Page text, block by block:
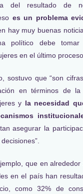
del resultado de
es un problema
hay muy buenas
político debe
en el último proceso
sostuvo que “son
en términos de la
y la necesidad
asegurar la
que en
en el país han
como 32% de